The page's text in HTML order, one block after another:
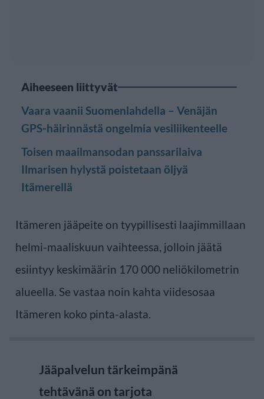
Aiheeseen liittyvät
Vaara vaanii Suomenlahdella – Venäjän
GPS-häirinnästä ongelmia vesiliikenteelle
Toisen maailmansodan panssarilaiva
Ilmarisen hylystä poistetaan öljyä
Itämerellä
Itämeren jääpeite on tyypillisesti laajimmillaan
helmi-maaliskuun vaihteessa, jolloin jäätä
esiintyy keskimäärin 170 000 neliökilometrin
alueella. Se vastaa noin kahta viidesosaa
Itämeren koko pinta-alasta.
Jääpalvelun tärkeimpänä
tehtävänä on tarjota